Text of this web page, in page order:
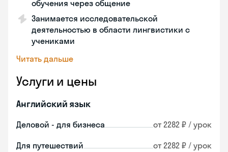
обучения через общение
Занимается исследовательской
деятельностью в области лингвистики с
учениками
Читать дальше
Услуги и цены
Английский язык
Деловой - для бизнеса от 2282 ₽ / урок
Для путешествий от 2282 ₽ / урок